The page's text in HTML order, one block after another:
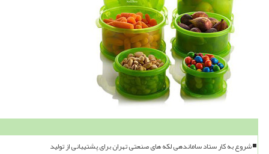
شروع به کار ستاد ساماندهی لکه های صنعتی تهران برای پشتیبانی از تولید